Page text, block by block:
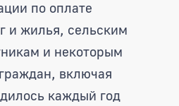
по оплате
и жилья, сельским
и некоторым
включая
каждый год